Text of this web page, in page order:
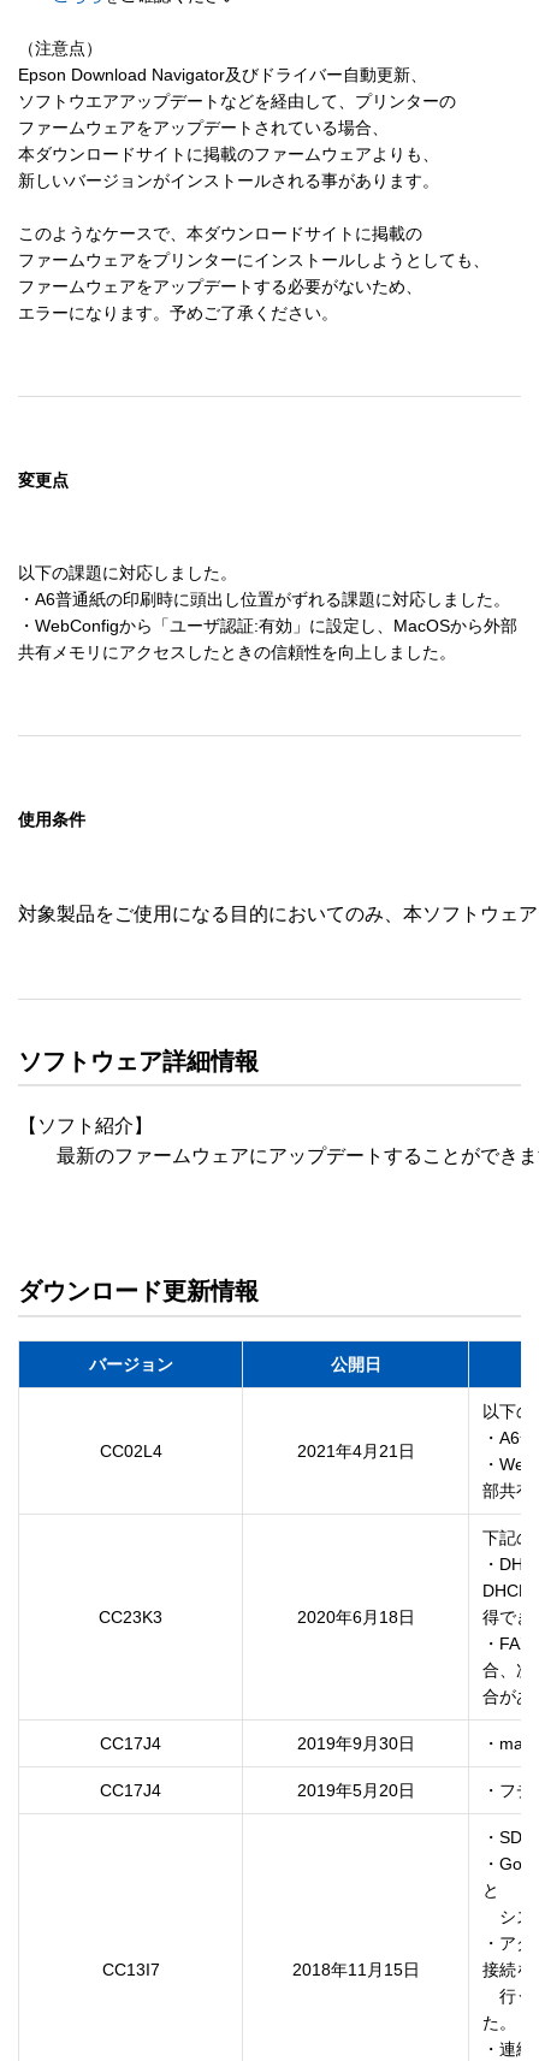
（注意点）
Epson Download Navigator及びドライバー自動更新、
ソフトウエアアップデートなどを経由して、プリンターの
ファームウェアをアップデートされている場合、
本ダウンロードサイトに掲載のファームウェアよりも、
新しいバージョンがインストールされる事があります。
このようなケースで、本ダウンロードサイトに掲載の
ファームウェアをプリンターにインストールしようとしても、
ファームウェアをアップデートする必要がないため、
エラーになります。予めご了承ください。
変更点
以下の課題に対応しました。
・A6普通紙の印刷時に頭出し位置がずれる課題に対応しました。
・WebConfigから「ユーザ認証:有効」に設定し、MacOSから外部
共有メモリにアクセスしたときの信頼性を向上しました。
使用条件
対象製品をご使用になる目的においてのみ、本ソフトウェ
ソフトウェア詳細情報
【ソフト紹介】
最新のファームウェアにアップデートすることができ
ダウンロード更新情報
バージョン 公開日
CC02L4 2021年4月21日
以下の
・A6
・
部共有
CC23K3 2020年6月18日
下記の
・
DHCP
得でき
・
合、次
合があ
CC17J4 2019年9月30日 ・
CC17J4 2019年5月20日 ・フ
CC13I7 2018年11月15日
・SD
・
と
シス
・ア
接続を
行う
た。
・連